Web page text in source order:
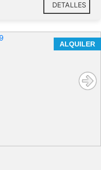
DETALLES
ALQUILER